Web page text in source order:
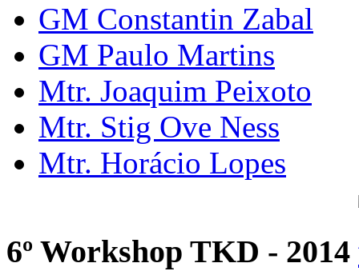
GM Constantin Zabal
GM Paulo Martins
Mtr. Joaquim Peixoto
Mtr. Stig Ove Ness
Mtr. Horácio Lopes
6º Workshop TKD - 2014